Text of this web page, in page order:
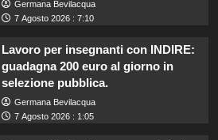
Germana Bevilacqua
7 Agosto 2026 : 7:10
Lavoro per insegnanti con INDIRE:
guadagna 200 euro al giorno in
selezione pubblica.
Germana Bevilacqua
7 Agosto 2026 : 1:05